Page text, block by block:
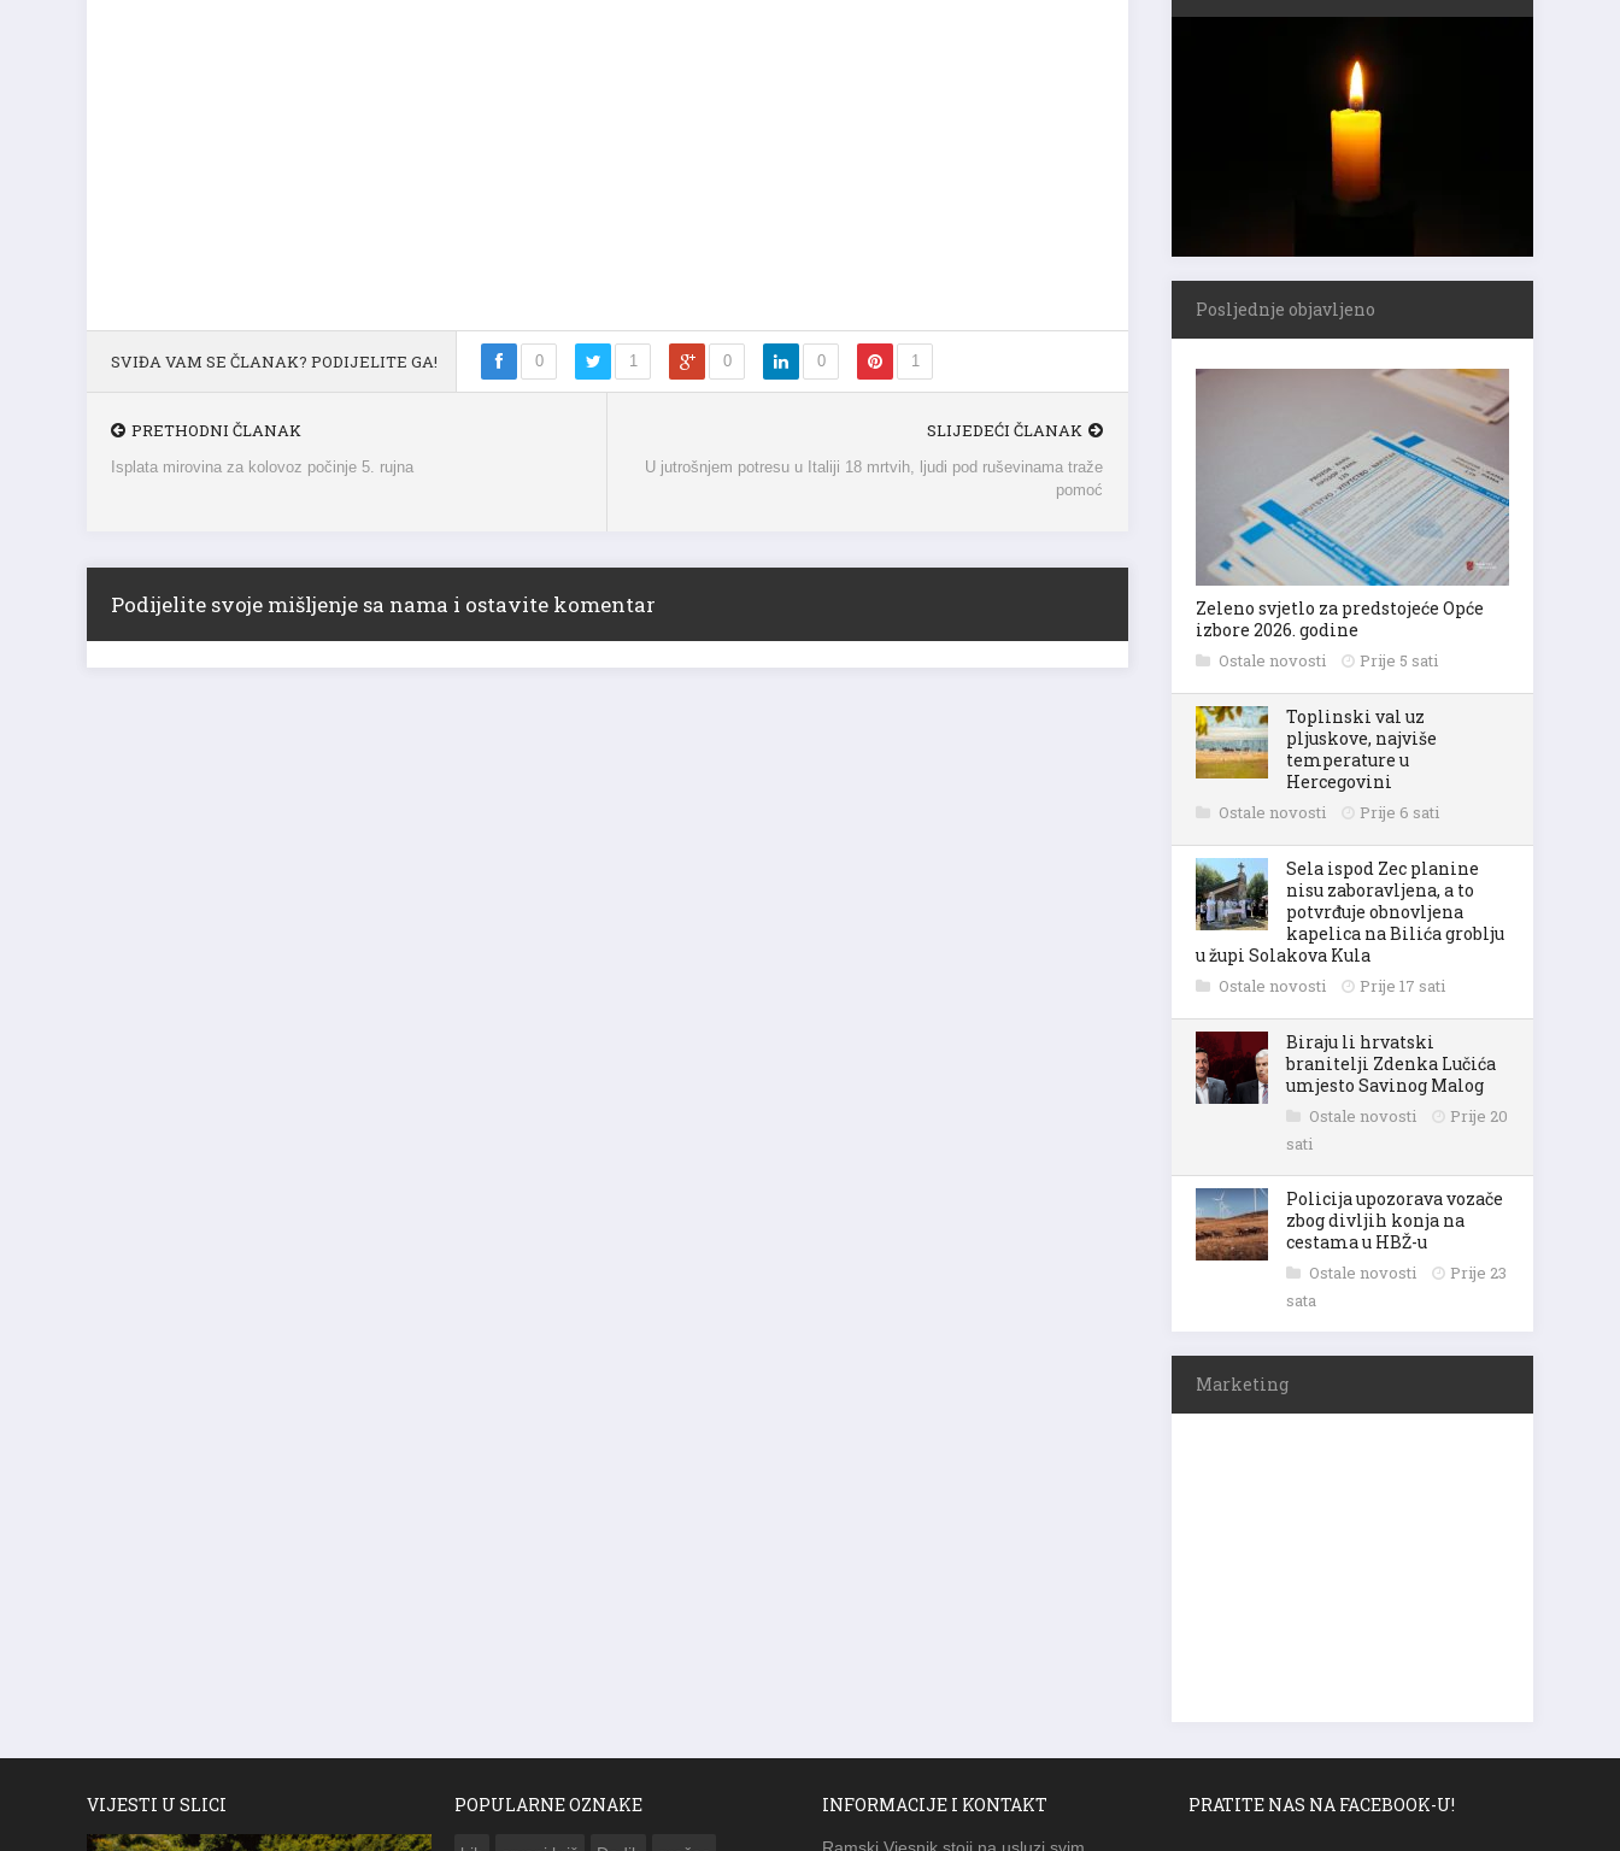
SVIĐA VAM SE ČLANAK? PODIJELITE GA! 0 1 0 0 1
PRETHODNI ČLANAK SLIJEDEĆI ČLANAK
pomoć
Podijelite svoje mišljenje sa nama i ostavite komentar
Posljednje objavljeno
Zeleno svjetlo za predstojeće Opće
izbore 2026. godine
Ostale novosti Prije 5 sati
Toplinski val uz
pljuskove, najviše
temperature u
Hercegovini
Ostale novosti Prije 6 sati
Sela ispod Zec planine
nisu zaboravljena, a to
potvrđuje obnovljena
kapelica na Bilića groblju
u župi Solakova Kula
Ostale novosti Prije 17 sati
Biraju li hrvatski
branitelji Zdenka Lučića
umjesto Savinog Malog
Ostale novosti
Prije 20
sati
Policija upozorava vozače
zbog divljih konja na
cestama u HBŽ-u
Ostale novosti
Prije 23
sata
Marketing
VIJESTI U SLICI POPULARNE OZNAKE INFORMACIJE I KONTAKT PRATITE NAS NA FACEBOOK-U!